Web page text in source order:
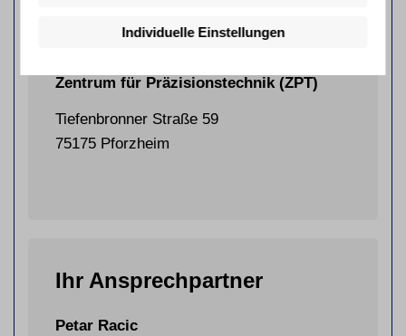
Zentrum für Präzisionstechnik (ZPT)
Tiefenbronner Straße 59
75175 Pforzheim
Ihr Ansprechpartner
Petar Racic
Individuelle Einstellungen